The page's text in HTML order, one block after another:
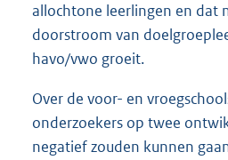
allochtone leerlingen en dat
doorstroom van
havo/vwo groeit.
Over de voor- en
onderzoekers op twee
negatief zouden kunnen